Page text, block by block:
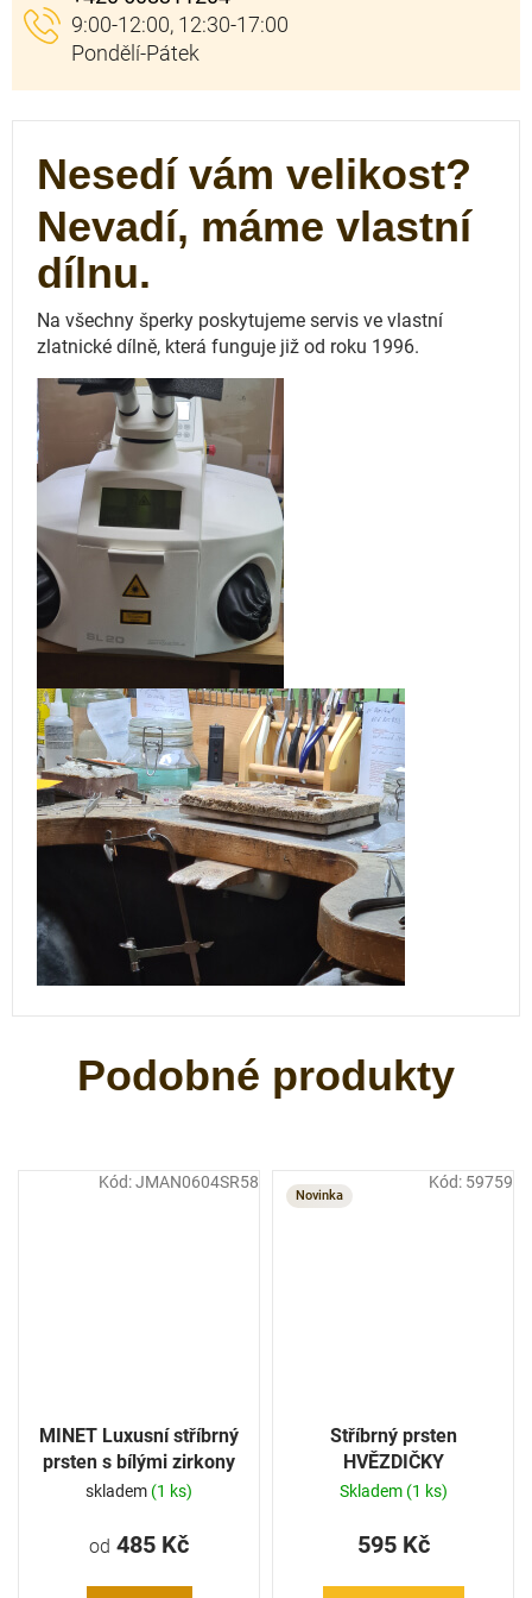
MINET Luxusní stříbrný
prsten s bílými zirkony
skladem (1 ks)
od 485 Kč
Kód:JMAN0604SR58
Novinka
Stříbrný prsten
HVĚZDIČKY
Skladem (1 ks)
595 Kč
Kód: 59759
Nesedí vám velikost?
Nevadí, máme vlastní
dílnu.
Na všechny šperky poskytujeme servis ve vlastní
zlatnické dílně, která funguje již od roku 1996.